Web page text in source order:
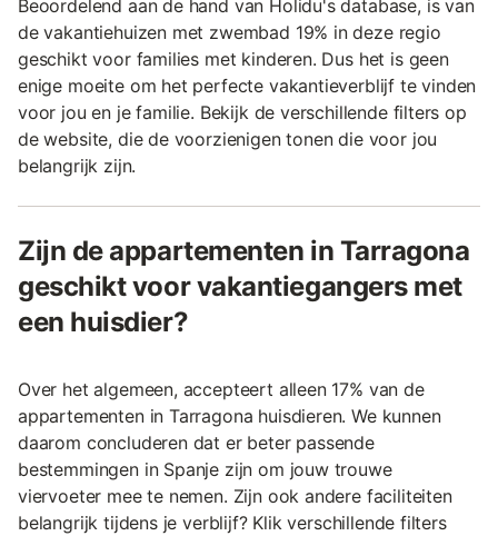
Beoordelend aan de hand van Holidu's database, is van
de vakantiehuizen met zwembad 19% in deze regio
geschikt voor families met kinderen. Dus het is geen
enige moeite om het perfecte vakantieverblijf te vinden
voor jou en je familie. Bekijk de verschillende filters op
de website, die de voorzienigen tonen die voor jou
belangrijk zijn.
Zijn de appartementen in Tarragona
geschikt voor vakantiegangers met
een huisdier?
Over het algemeen, accepteert alleen 17% van de
appartementen in Tarragona huisdieren. We kunnen
daarom concluderen dat er beter passende
bestemmingen in Spanje zijn om jouw trouwe
viervoeter mee te nemen. Zijn ook andere faciliteiten
belangrijk tijdens je verblijf? Klik verschillende filters